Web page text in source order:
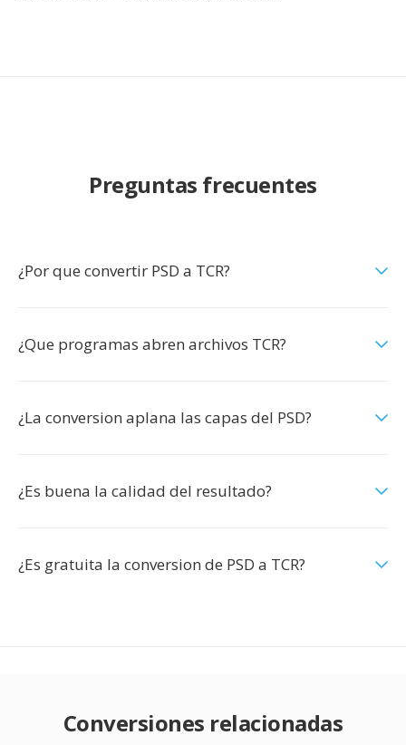
Preguntas frecuentes
¿Por que convertir PSD a TCR?
¿Que programas abren archivos TCR?
¿La conversion aplana las capas del PSD?
¿Es buena la calidad del resultado?
¿Es gratuita la conversion de PSD a TCR?
Conversiones relacionadas